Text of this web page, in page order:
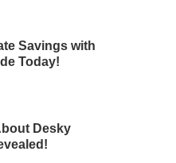
Savings with
Today!
Desky